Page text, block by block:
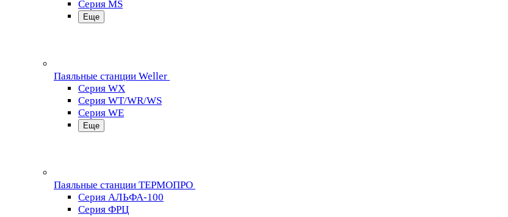
Серия MS
Еще
Паяльные станции Weller
Серия WX
Серия WT/WR/WS
Серия WE
Еще
Паяльные станции ТЕРМОПРО
Серия АЛЬФА-100
Серия ФРЦ